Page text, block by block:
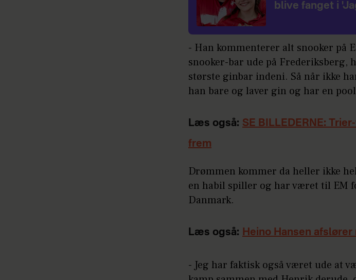
blive fanget i
- Han kommenterer alt snooker på
snooker-bar ude på Frederiksberg,
største ginbar indeni. Så når ikke
han bare og laver gin og har en
Læs også: SE BILLEDERNE:
frem
Drømmen kommer da heller ikke
en habil spiller og har været til EM
Danmark.
Læs også: Heino Hansen
- Jeg har faktisk også været ude at